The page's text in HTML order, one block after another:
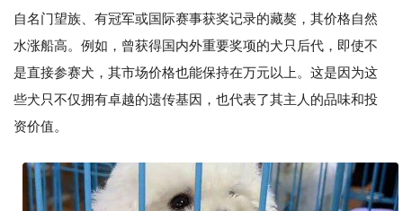
自名门望族、有冠军或国际赛事获奖记录的藏獒，其价格自然
水涨船高。例如，曾获得国内外重要奖项的犬只后代，即使不
是直接参赛犬，其市场价格也能保持在万元以上。这是因为这
些犬只不仅拥有卓越的遗传基因，也代表了其主人的品味和投
资价值。